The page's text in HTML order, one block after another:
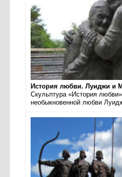
История любви. Луиджи и
Скульптура «История
необыкновенной любви